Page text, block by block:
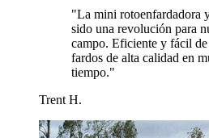
"La mini rotoenfardadora
sido una revolución para
campo. Eficiente y fácil de
fardos de alta calidad en
tiempo."
Trent H.